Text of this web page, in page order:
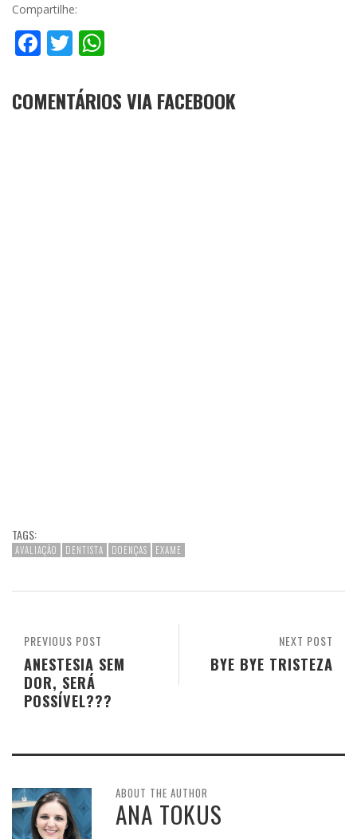
Compartilhe:
Facebook
Twitter
COMENTÁRIOS VIA FACEBOOK
TAGS:
AVALIAÇÃO DENTISTA DOENÇAS EXAME
NEXT POST
BYE BYE TRISTEZA
PREVIOUS POST
ANESTESIA SEM
DOR, SERÁ
POSSÍVEL???
ABOUT THE AUTHOR
ANA TOKUS